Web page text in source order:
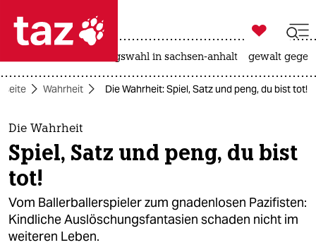
 taz zahl ich
taz zahl ich
themen
politik
öko
gesellschaft

taz zahl ich
landtagswahl in sachsen-anhalt gewalt
Wahrheit Die Wahrheit: Spiel, Satz und peng, du bist tot!
Die Wahrheit
Spiel, Satz und peng, du bist
tot!
Vom Ballerballerspieler zum gnadenlosen Pazifisten:
Kindliche Auslöschungsfantasien schaden nicht im
weiteren Leben.